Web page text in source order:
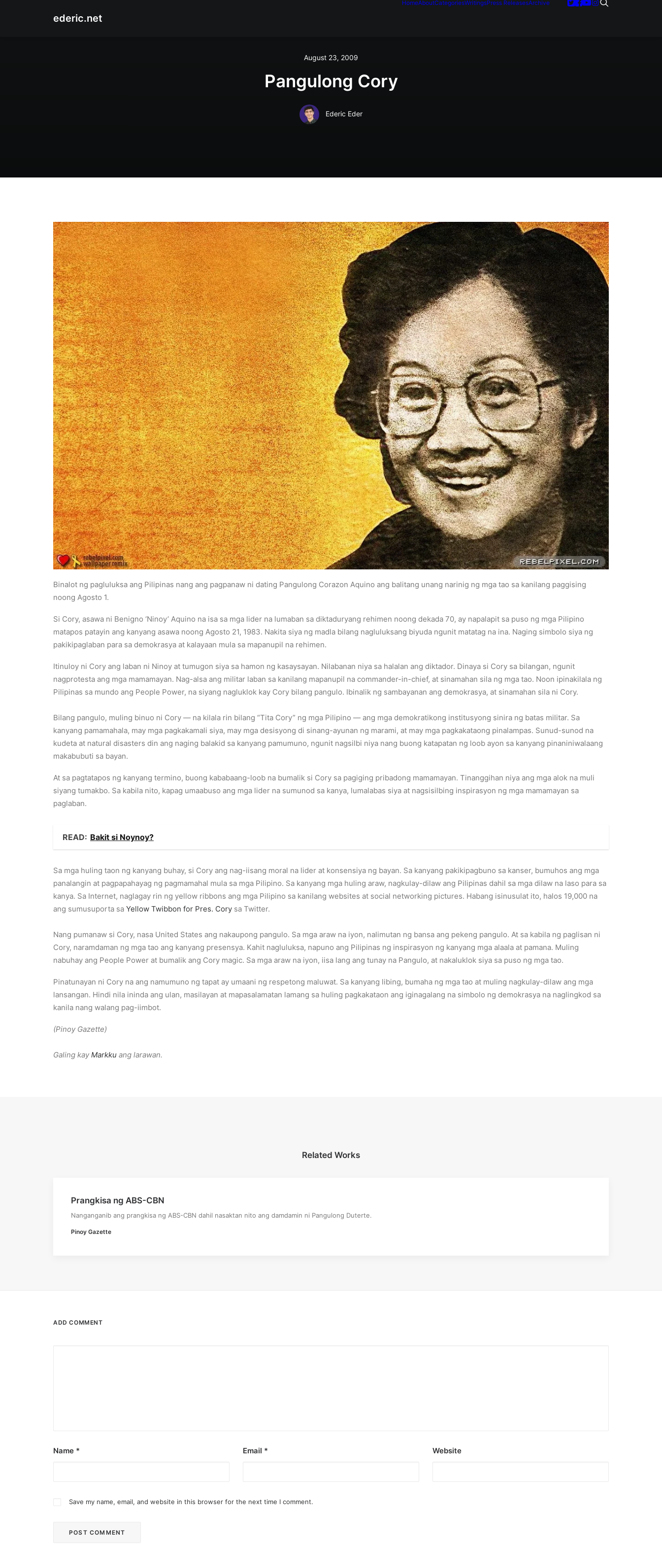
ederic.net
HomeAboutCategoriesWritingsPress ReleasesArchive
August 23, 2009
Pangulong Cory
Ederic Eder
Binalot ng pagluluksa ang Pilipinas nang ang pagpanaw ni dating Pangulong Corazon Aquino ang balitang unang narinig ng mga tao sa kanilang paggising
noong Agosto 1.
Si Cory, asawa ni Benigno ‘Ninoy’ Aquino na isa sa mga lider na lumaban sa diktaduryang rehimen noong dekada 70, ay napalapit sa puso ng mga Pilipino
matapos patayin ang kanyang asawa noong Agosto 21, 1983. Nakita siya ng madla bilang nagluluksang biyuda ngunit matatag na ina. Naging simbolo siya ng
pakikipaglaban para sa demokrasya at kalayaan mula sa mapanupil na rehimen.
Itinuloy ni Cory ang laban ni Ninoy at tumugon siya sa hamon ng kasaysayan. Nilabanan niya sa halalan ang diktador. Dinaya si Cory sa bilangan, ngunit
nagprotesta ang mga mamamayan. Nag-alsa ang militar laban sa kanilang mapanupil na commander-in-chief, at sinamahan sila ng mga tao. Noon ipinakilala ng
Pilipinas sa mundo ang People Power, na siyang nagluklok kay Cory bilang pangulo. Ibinalik ng sambayanan ang demokrasya, at sinamahan sila ni Cory.
Bilang pangulo, muling binuo ni Cory — na kilala rin bilang “Tita Cory” ng mga Pilipino — ang mga demokratikong institusyong sinira ng batas militar. Sa
kanyang pamamahala, may mga pagkakamali siya, may mga desisyong di sinang-ayunan ng marami, at may mga pagkakataong pinalampas. Sunud-sunod na
kudeta at natural disasters din ang naging balakid sa kanyang pamumuno, ngunit nagsilbi niya nang buong katapatan ng loob ayon sa kanyang pinaniniwalaang
makabubuti sa bayan.
At sa pagtatapos ng kanyang termino, buong kababaang-loob na bumalik si Cory sa pagiging pribadong mamamayan. Tinanggihan niya ang mga alok na muli
siyang tumakbo. Sa kabila nito, kapag umaabuso ang mga lider na sumunod sa kanya, lumalabas siya at nagsisilbing inspirasyon ng mga mamamayan sa
paglaban.
READ: Bakit si Noynoy?
Sa mga huling taon ng kanyang buhay, si Cory ang nag-iisang moral na lider at konsensiya ng bayan. Sa kanyang pakikipagbuno sa kanser, bumuhos ang mga
panalangin at pagpapahayag ng pagmamahal mula sa mga Pilipino. Sa kanyang mga huling araw, nagkulay-dilaw ang Pilipinas dahil sa mga dilaw na laso para sa
kanya. Sa Internet, naglagay rin ng yellow ribbons ang mga Pilipino sa kanilang websites at social networking pictures. Habang isinusulat ito, halos 19,000 na
ang sumusuporta sa Yellow Twibbon for Pres. Cory sa Twitter.
Nang pumanaw si Cory, nasa United States ang nakaupong pangulo. Sa mga araw na iyon, nalimutan ng bansa ang pekeng pangulo. At sa kabila ng paglisan ni
Cory, naramdaman ng mga tao ang kanyang presensya. Kahit nagluluksa, napuno ang Pilipinas ng inspirasyon ng kanyang mga alaala at pamana. Muling
nabuhay ang People Power at bumalik ang Cory magic. Sa mga araw na iyon, iisa lang ang tunay na Pangulo, at nakaluklok siya sa puso ng mga tao.
Pinatunayan ni Cory na ang namumuno ng tapat ay umaani ng respetong maluwat. Sa kanyang libing, bumaha ng mga tao at muling nagkulay-dilaw ang mga
lansangan. Hindi nila ininda ang ulan, masilayan at mapasalamatan lamang sa huling pagkakataon ang iginagalang na simbolo ng demokrasya na naglingkod sa
kanila nang walang pag-iimbot.
(Pinoy Gazette)
Galing kay Markku ang larawan.
Related Works
Prangkisa ng ABS-CBN
Nanganganib ang prangkisa ng ABS-CBN dahil nasaktan nito ang damdamin ni Pangulong Duterte.
Pinoy Gazette
ADD COMMENT
Name * Email * Website
Save my name, email, and website in this browser for the next time I comment.